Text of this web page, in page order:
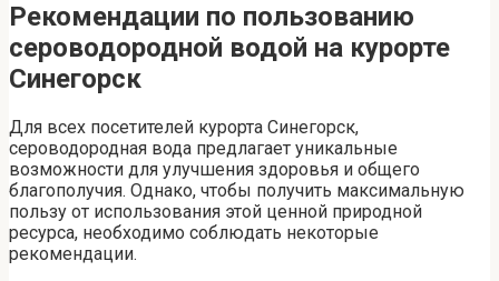
Рекомендации по пользованию
сероводородной водой на курорте
Синегорск
Для всех посетителей курорта Синегорск,
сероводородная вода предлагает уникальные
возможности для улучшения здоровья и общего
благополучия. Однако, чтобы получить максимальную
пользу от использования этой ценной природной
ресурса, необходимо соблюдать некоторые
рекомендации.